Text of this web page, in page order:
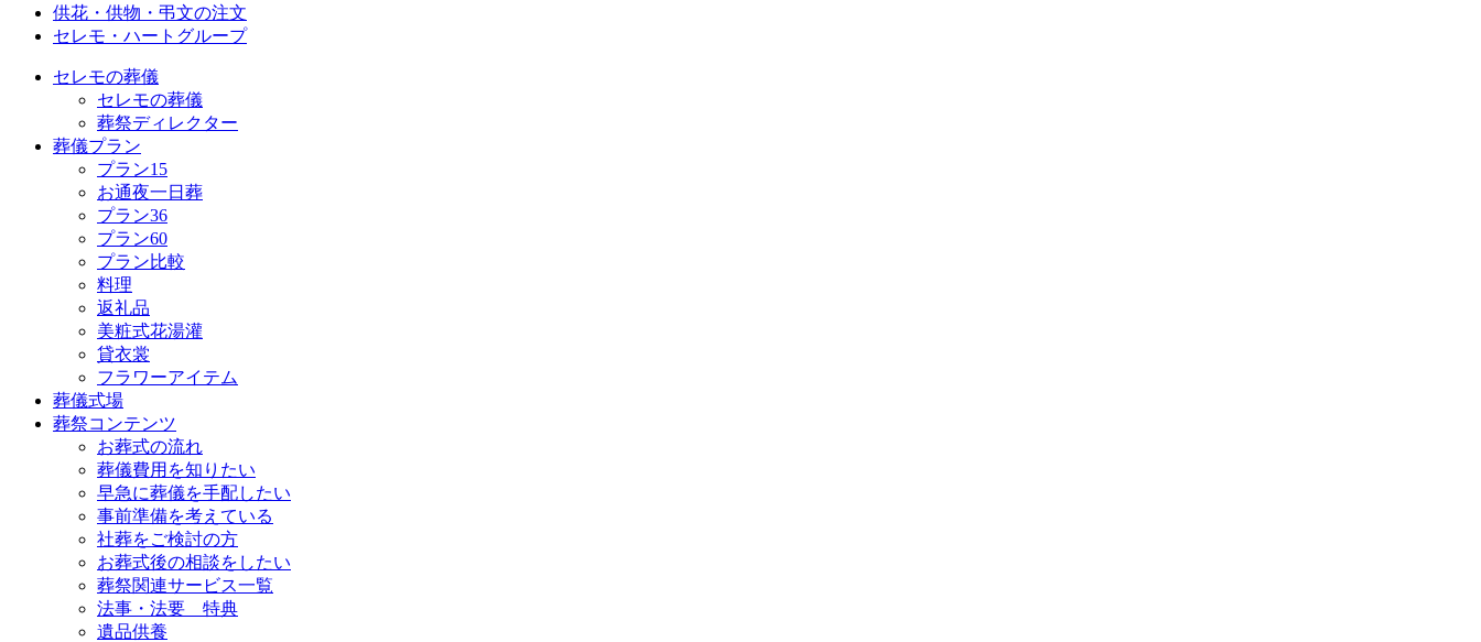
供花・供物・弔文の注文
セレモ・ハートグループ
セレモの葬儀
セレモの葬儀
葬祭ディレクター
葬儀プラン
プラン15
お通夜一日葬
プラン36
プラン60
プラン比較
料理
返礼品
美粧式花湯灌
貸衣裳
フラワーアイテム
葬儀式場
葬祭コンテンツ
お葬式の流れ
葬儀費用を知りたい
早急に葬儀を手配したい
事前準備を考えている
社葬をご検討の方
お葬式後の相談をしたい
葬祭関連サービス一覧
法事・法要 特典
遺品供養